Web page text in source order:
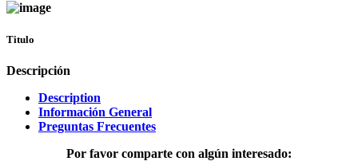
Titulo
Descripción
Description
Información General
Preguntas Frecuentes
Por favor comparte con algún interesado: